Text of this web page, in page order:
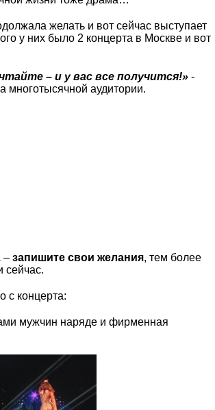
желать и вот сейчас выступает
у них было 2 концерта в Москве и вот
– и у вас все получится!» -
многотысячной аудитории.
– запишите свои желания, тем более
сейчас.
с концерта:
мужчин наряде и фирменная